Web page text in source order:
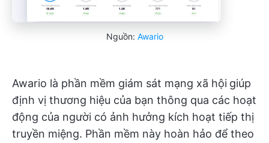
Nguồn: Awario
Awario là phần mềm giám sát mạng xã hội giúp
định vị thương hiệu của bạn thông qua các hoạt
động của người có ảnh hưởng kích hoạt tiếp thị
truyền miệng. Phần mềm này hoàn hảo để theo